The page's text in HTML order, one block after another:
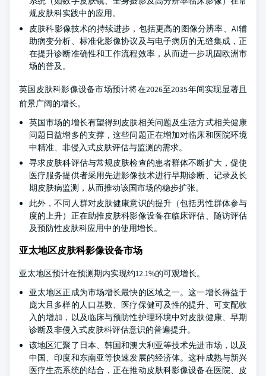
规皮肤科实践中的应用。
皮肤科影像技术的持续进步，包括更高的图像分辨率、AI辅
助病变分析、标准化影像协议及与电子病历的无缝集成，正
在提升诊断准确性和工作流程效率，从而进一步巩固欧洲市
场的普及。
英国皮肤科影像设备市场预计将在2026至2035年间实现显著且
前景广阔的增长。
英国市场的增长有望得到皮肤相关问题及生活方式相关健康
问题日益增多的支撑，这些问题正在增加对临床和医院环境
中精准、非侵入式皮肤评估与监测的需求。
寻求皮肤科评估与常规皮肤检查的患者群体不断扩大，促使
医疗服务提供者采用先进影像技术进行早期诊断、记录及长
期皮肤病监测，从而推动该国市场的稳步扩张。
此外，不同人群对皮肤健康意识的提升（包括男性群体参与
度的上升）正在助推皮肤科影像设备在临床评估、随访评估
及预防性皮肤科应用中的使用增长。
亚太地区皮肤科影像设备市场
亚太地区预计在预测期内实现约12.1%的可观增长。
亚太地区正成为市场增长最快的区域之一。这一增长得益于
庞大且多样的人口基数、医疗保健可及性的提升、可支配收
入的增加，以及临床与预防性护理环境中对皮肤健康、早期
诊断及非侵入式皮肤科评估意识的普遍提升。
该地区汇聚了日本、韩国和澳大利亚等技术先进市场，以及
中国、印度和东南亚等快速发展的经济体。这种成熟与新兴
医疗生态系统的结合，正在推动皮肤科影像设备在医院、皮